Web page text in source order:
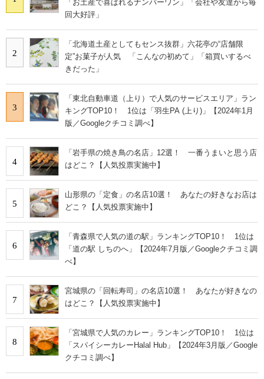
「お土産で喜ばれるナンバーワン」「会社や友達から毎
回大好評」
2
「北海道土産としてもセンス抜群」六花亭の“店舗限
定”お菓子が人気 「こんなの初めて」「箱買いするべ
きだった」
3
「東北自動車道（上り）で人気のサービスエリア」ラン
キングTOP10！ 1位は「羽生PA (上り)」【2024年1月
版／Googleクチコミ調べ】
4
「岩手県の焼き鳥の名店」12選！ 一番うまいと思う店
はどこ？【人気投票実施中】
5
山形県の「定食」の名店10選！ あなたの好きなお店は
どこ？【人気投票実施中】
6
「青森県で人気の道の駅」ランキングTOP10！ 1位は
「道の駅 しちのへ」【2024年7月版／Googleクチコミ調
べ】
7
宮城県の「回転寿司」の名店10選！ あなたが好きなの
はどこ？【人気投票実施中】
8
「宮城県で人気のカレー」ランキングTOP10！ 1位は
「スパイシーカレーHalal Hub」【2024年3月版／Google
クチコミ調べ】